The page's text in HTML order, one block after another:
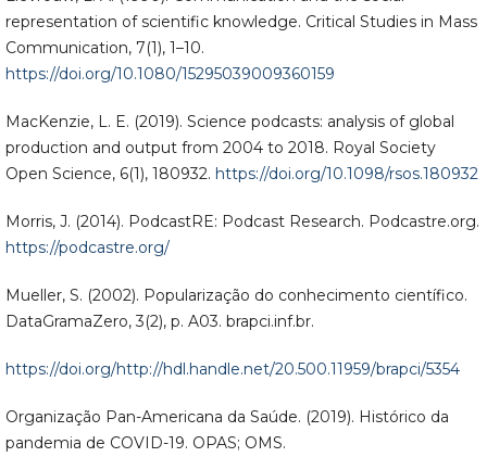
representation of scientific knowledge. Critical Studies in Mass
Communication, 7(1), 1–10.
https://doi.org/10.1080/15295039009360159
MacKenzie, L. E. (2019). Science podcasts: analysis of global
production and output from 2004 to 2018. Royal Society
Open Science, 6(1), 180932. https://doi.org/10.1098/rsos.180932
Morris, J. (2014). PodcastRE: Podcast Research. Podcastre.org.
https://podcastre.org/
Mueller, S. (2002). Popularização do conhecimento científico.
DataGramaZero, 3(2), p. A03. brapci.inf.br.
https://doi.org/http://hdl.handle.net/20.500.11959/brapci/5354
Organização Pan-Americana da Saúde. (2019). Histórico da
pandemia de COVID-19. OPAS; OMS.